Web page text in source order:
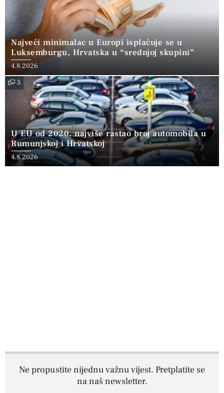
Najveći minimalac u Europi isplaćuje se u
Luksemburgu, Hrvatska u “srednjoj skupini”
4.8.2026
5
U EU od 2020. najviše rastao broj automobila u
Rumunjskoj i Hrvatskoj
4.8.2026
Ne propustite nijednu važnu vijest. Pretplatite se
na naš newsletter.